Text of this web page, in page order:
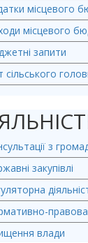
місцевого
місцевого
запити
сільського
з
закупівлі
влади